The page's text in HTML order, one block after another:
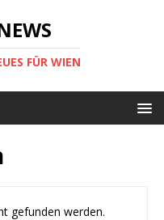
FÜR WIEN
gefunden werden.